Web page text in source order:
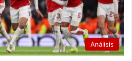
Análisis